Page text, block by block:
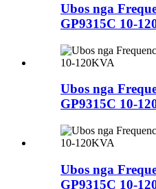
Ubos nga
GP9315C 10-
Ubos nga
GP9315C 10-
Ubos nga
GP9315C 10-